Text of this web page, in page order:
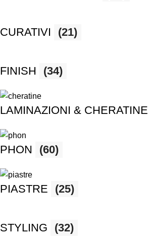
CURATIVI (21)
FINISH (34)
LAMINAZIONI & CHERATINE
PHON (60)
PIASTRE (25)
STYLING (32)